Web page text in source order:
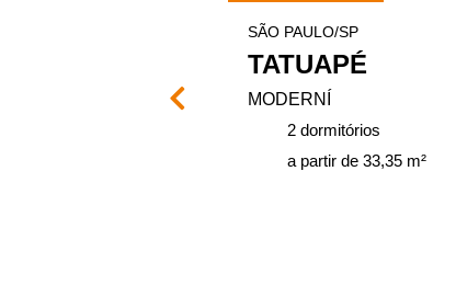
SÃO PAULO/SP
TATUAPÉ
MODERNÍ
2 dormitórios
a partir de 33,35 m²